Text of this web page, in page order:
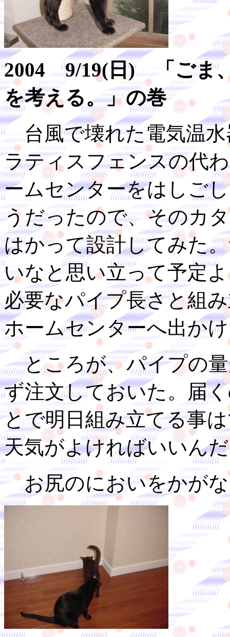
2004 9/19(日) 「ごま
を考える。」の巻
台風で壊れた電気温水
ラティスフェンスの代
ームセンターをはしご
うだったので、そのカ
はかって設計してみた
いなと思い立って予定
必要なパイプ長さと組
ホームセンターへ出か
ところが、パイプの量
ず注文しておいた。届
とで明日組み立てる事
天気がよければいいん
お尻のにおいをかがな